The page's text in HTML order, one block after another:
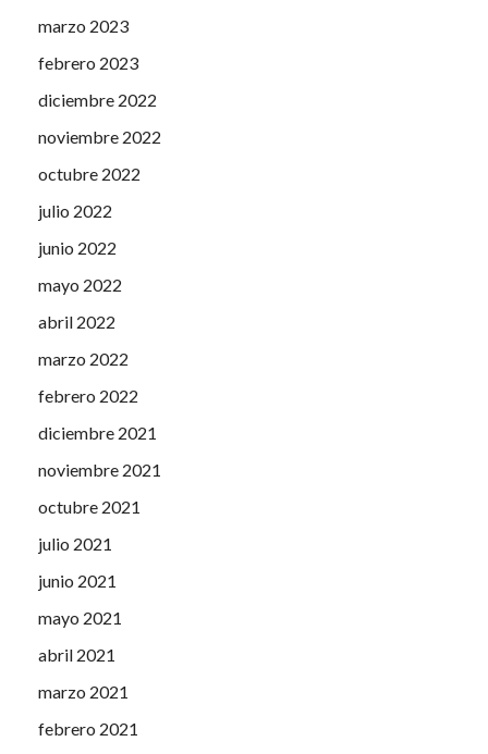
marzo 2023
febrero 2023
diciembre 2022
noviembre 2022
octubre 2022
julio 2022
junio 2022
mayo 2022
abril 2022
marzo 2022
febrero 2022
diciembre 2021
noviembre 2021
octubre 2021
julio 2021
junio 2021
mayo 2021
abril 2021
marzo 2021
febrero 2021